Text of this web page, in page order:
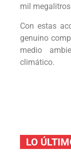
mil
Con estas
genuino
medio
climático.
LO